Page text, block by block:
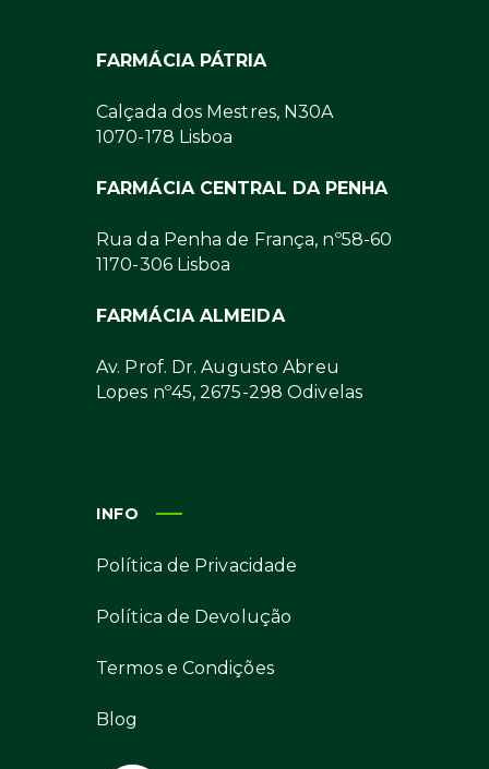
FARMÁCIA PÁTRIA
Calçada dos Mestres, N30A
1070-178 Lisboa
FARMÁCIA CENTRAL DA PENHA
Rua da Penha de França, nº58-60
1170-306 Lisboa
FARMÁCIA ALMEIDA
Av. Prof. Dr. Augusto Abreu
Lopes nº45, 2675-298 Odivelas
INFO
Política de Privacidade
Política de Devolução
Termos e Condições
Blog